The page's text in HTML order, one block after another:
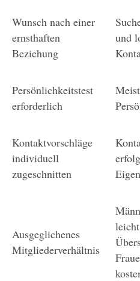
Wunsch nach einer
ernsthaften
Beziehung
und
Persönlichkeitstest
erforderlich
Kontaktvorschläge
individuell
zugeschnitten
Ausgeglichenes
Mitgliederverhältnis